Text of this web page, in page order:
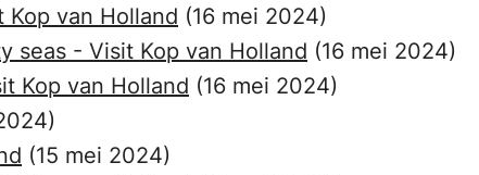
van Holland (16 mei 2024)
seas - Visit Kop van Holland (16 mei 2024)
Kop van Holland (16 mei 2024)
(15 mei 2024)